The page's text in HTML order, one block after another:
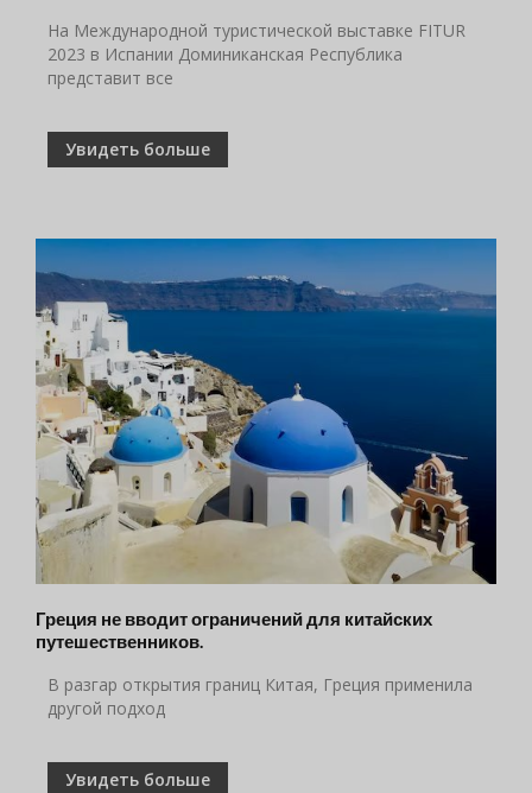
На Международной туристической выставке FITUR
2023 в Испании Доминиканская Республика
представит все
Увидеть больше
Греция не вводит ограничений для китайских
путешественников.
В разгар открытия границ Китая, Греция применила
другой подход
Увидеть больше